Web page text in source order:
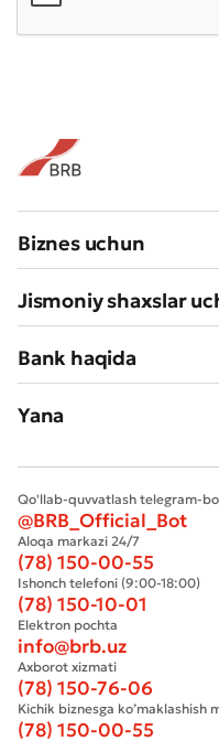
Biznes uchun
Jismoniy shaxslar
Bank haqida
Yana
Qo'llab-quvvatlash telegram-
@BRB_Official_Bot
Aloqa markazi 24/7
(78) 150-00-55
Ishonch telefoni (9:00-18:00)
(78) 150-10-01
Elektron pochta
info@brb.uz
Axborot xizmati
(78) 150-76-06
Kichik biznesga ko’maklashish
(78) 150-00-55